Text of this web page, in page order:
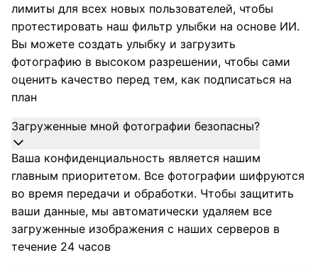
лимиты для всех новых пользователей, чтобы
протестировать наш фильтр улыбки на основе ИИ.
Вы можете создать улыбку и загрузить
фотографию в высоком разрешении, чтобы сами
оценить качество перед тем, как подписаться на
план
Загруженные мной фотографии безопасны?
Ваша конфиденциальность является нашим
главным приоритетом. Все фотографии шифруются
во время передачи и обработки. Чтобы защитить
ваши данные, мы автоматически удаляем все
загруженные изображения с наших серверов в
течение 24 часов